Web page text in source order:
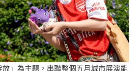
」為主題，串聯整個五月城市展演能